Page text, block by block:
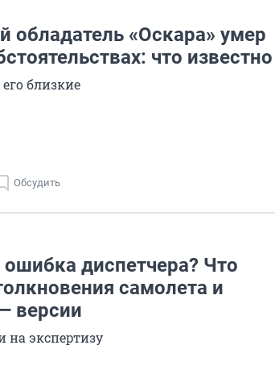
«Оскара» умер
что известно
близкие
Обсудить
диспетчера? Что
самолета и
версии
экспертизу